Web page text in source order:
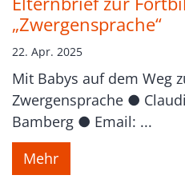
„Zwergensprache“
22. Apr. 2025
Mit Babys auf dem Weg
Zwergensprache ●
Bamberg ● Email: ...
Mehr